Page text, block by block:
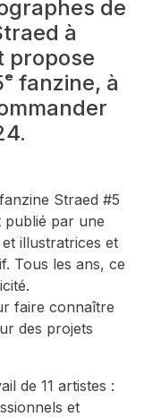
de
à
propose
fanzine, à
Straed #5
publié par une
illustratrices et
Tous les ans, ce
faire connaître
des projets
de 11 artistes :
et